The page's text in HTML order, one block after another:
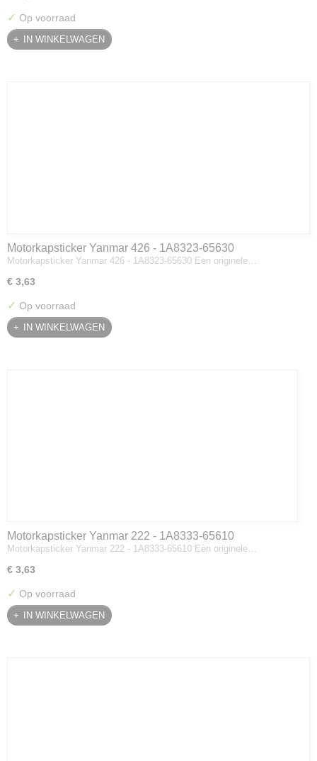
✓ Op voorraad
IN WINKELWAGEN
Motorkapsticker Yanmar 426 - 1A8323-65630
Motorkapsticker Yanmar 426 - 1A8323-65630 Een originele…
€ 3,63
✓ Op voorraad
IN WINKELWAGEN
Motorkapsticker Yanmar 222 - 1A8333-65610
Motorkapsticker Yanmar 222 - 1A8333-65610 Een originele…
€ 3,63
✓ Op voorraad
IN WINKELWAGEN